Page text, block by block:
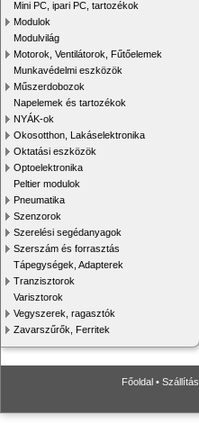
Mini PC, ipari PC, tartozékok
Modulok
Modulvilág
Motorok, Ventilátorok, Fűtőelemek
Munkavédelmi eszközök
Műszerdobozok
Napelemek és tartozékok
NYÁK-ok
Okosotthon, Lakáselektronika
Oktatási eszközök
Optoelektronika
Peltier modulok
Pneumatika
Szenzorok
Szerelési segédanyagok
Szerszám és forrasztás
Tápegységek, Adapterek
Tranzisztorok
Varisztorok
Vegyszerek, ragasztók
Zavarszűrők, Ferritek
Főoldal • Szállítás